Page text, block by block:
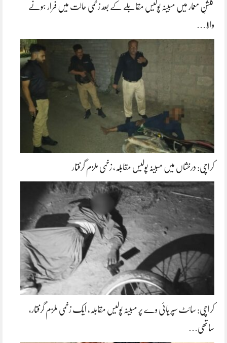
گلشنِ معمار میں مبینہ پولیس مقابلے کے بعد زخمی حالت میں فرار ہونے
والا…
کراچی: درخشاں میں مبینہ پولیس مقابلہ، زخمی ملزم گرفتار
کراچی: سائٹ سپر ہائی وے پر مبینہ پولیس مقابلہ، ایک زخمی ملزم گرفتار،
ساتھی…